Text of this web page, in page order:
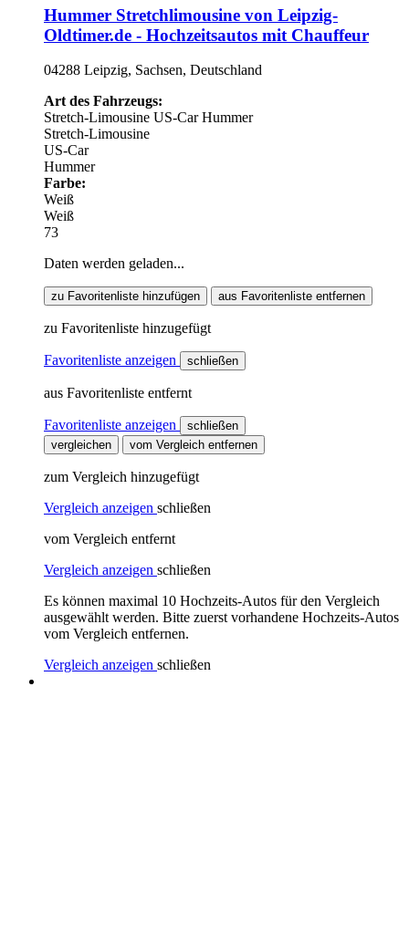
Hummer Stretchlimousine von Leipzig-
Oldtimer.de - Hochzeitsautos mit Chauffeur
04288 Leipzig, Sachsen, Deutschland
Art des Fahrzeugs:
Stretch-Limousine US-CarHummer
Stretch-Limousine
US-Car
Hummer
Farbe:
Weiß
Weiß
73
Daten werden geladen...
zu Favoritenliste hinzufügen aus Favoritenliste entfernen
zu Favoritenliste hinzugefügt
Favoritenliste anzeigen schließen
aus Favoritenliste entfernt
Favoritenliste anzeigen
schließen
vergleichen
vom Vergleich entfernen
zum Vergleich hinzugefügt
Vergleich anzeigen schließen
vom Vergleich entfernt
Vergleich anzeigen schließen
Es können maximal 10 Hochzeits-Autos für den Vergleich
ausgewählt werden. Bitte zuerst vorhandene Hochzeits-Autos
vom Vergleich entfernen.
Vergleich anzeigen schließen